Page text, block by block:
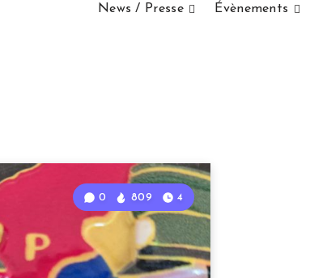
News / Presse Évènements
0 809 4